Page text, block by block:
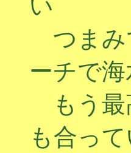
い
つまみ
ーチで
もう最
も合っ